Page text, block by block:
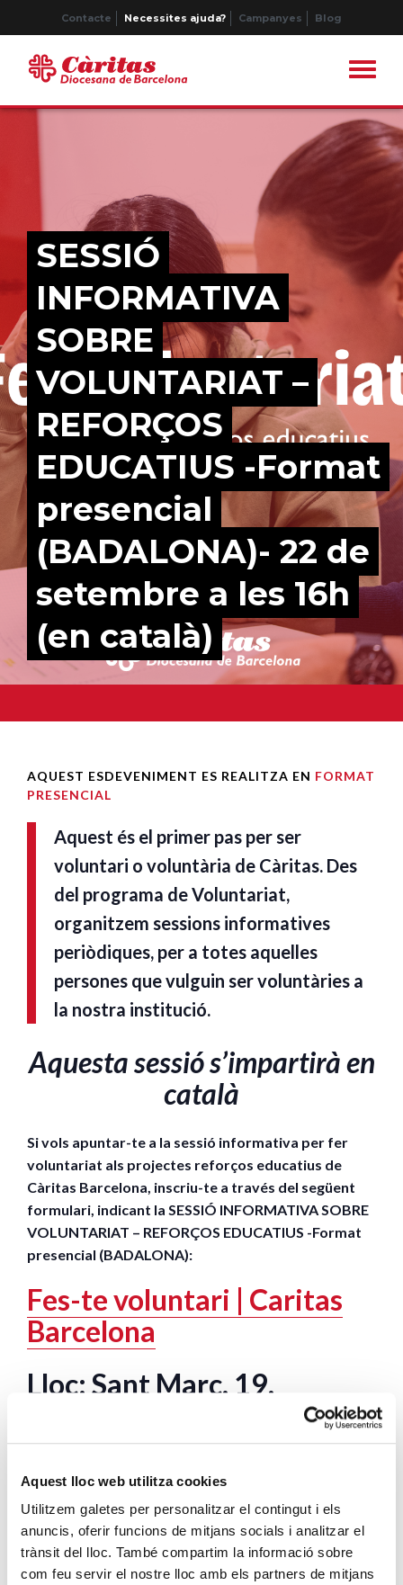
Aquest lloc web utilitza cookies
Utilitzem galetes per personalitzar el contingut i els
anuncis, oferir funcions de mitjans socials i analitzar el
trànsit del lloc. També compartim la informació sobre
com feu servir el nostre lloc amb els partners de mitjans
Contacte Necessites ajuda? Campanyes Blog
SESSIÓ
INFORMATIVA
SOBRE
VOLUNTARIAT –
REFORÇOS
EDUCATIUS -Format
presencial
(BADALONA)- 22 de
setembre a les 16h
(en català)
AQUEST ESDEVENIMENT ES REALITZA EN FORMAT
PRESENCIAL
Aquest és el primer pas per ser
voluntari o voluntària de Càritas. Des
del programa de Voluntariat,
organitzem sessions informatives
periòdiques, per a totes aquelles
persones que vulguin ser voluntàries a
la nostra institució.
Aquesta sessió s’impartirà en
català
Si vols apuntar-te a la sessió informativa per fer
voluntariat als projectes reforços educatius de
Càritas Barcelona, inscriu-te a través del següent
formulari, indicant la SESSIÓ INFORMATIVA SOBRE
VOLUNTARIAT – REFORÇOS EDUCATIUS -Format
presencial (BADALONA):
Fes-te voluntari | Caritas
Barcelona
Lloc: Sant Marc, 19,
suport de la Generalitat de Catalunya.
ENTRADA GRATUÏTA